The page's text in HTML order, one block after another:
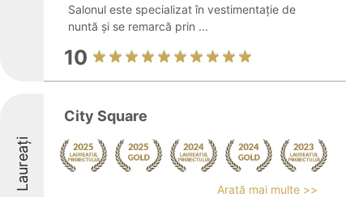
Salonul este specializat în vestimentație de
nuntă și se remarcă prin ...
10
Laureați
City Square
Arată mai multe >>